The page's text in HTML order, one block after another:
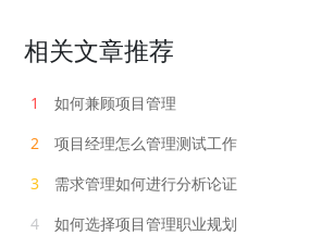
相关文章推荐
1
如何兼顾项目管理
2
项目经理怎么管理测试工作
3
需求管理如何进行分析论证
4
如何选择项目管理职业规划